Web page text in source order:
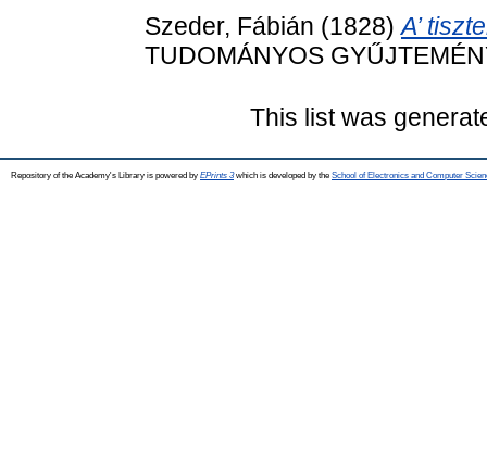
Szeder, Fábián (1828)A’
TUDOMÁNYOS
This list was
Repository of the Academy's Library is powered by EPrints 3which is developed by the School of Electronics and Computer